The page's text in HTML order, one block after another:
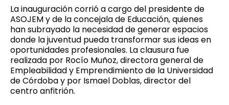
La inauguración corrió a cargo del presidente de
ASOJEM y de la concejala de Educación, quienes
han subrayado la necesidad de generar espacios
donde la juventud pueda transformar sus ideas en
oportunidades profesionales. La clausura fue
realizada por Rocío Muñoz, directora general de
Empleabilidad y Emprendimiento de la Universidad
de Córdoba y por Ismael Doblas, director del
centro anfitrión.